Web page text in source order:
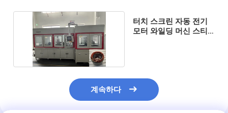
터치 스크린 자동 전기
모터 와일딩 머신 스티
계속하다